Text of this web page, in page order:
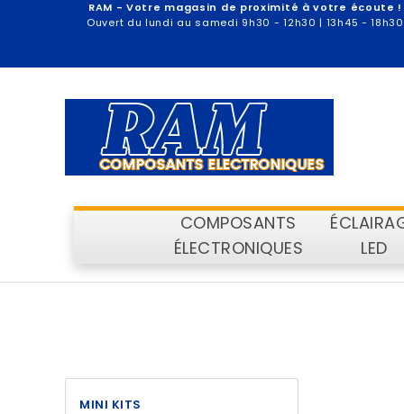
RAM - Votre magasin de proximité à votre écoute !
Ouvert du lundi au samedi 9h30 - 12h30 | 13h45 - 18h30
COMPOSANTS
ÉLECTRONIQUES
LED
MINI KITS